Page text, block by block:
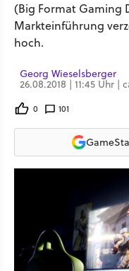
(Big Format Gaming
Markteinführung
hoch.
Georg Wieselsberger
26.08.2018 | 11:45 Uhr |
0 101